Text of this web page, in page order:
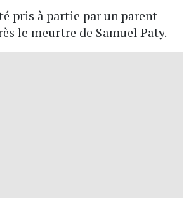
pris à partie par un parent
le meurtre de Samuel Paty.